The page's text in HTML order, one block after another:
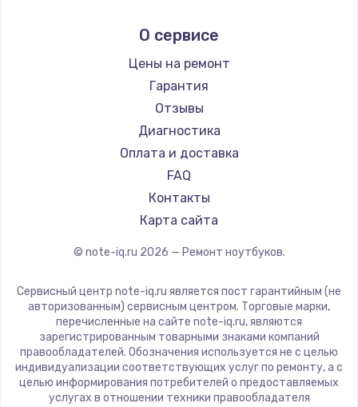
Ремонт ноутбуков Predator
Ремонт ноутбуков iru
Ремонт ноутбуков Machenike
Ремонт ноутбуков DEXP
Ремонт ноутбуков Teclast
Ремонт ноутбуков CHUWI
Ремонт ноутбуков Colorful
Aquarius
Gigabyte
Aorus
Maibenben
Getac
Epson
Philips
LG
Panasonic
ZTE
Hiper
Evga
Google
Echips
О сервисе
Цены на ремонт
Гарантия
Отзывы
Диагностика
Оплата и доставка
FAQ
Контакты
Карта сайта
© note-iq.ru 2026 — Ремонт ноутбуков.
Сервисный центр note-iq.ru является пост гарантийным (не
авторизованным) сервисным центром. Торговые марки,
перечисленные на сайте note-iq.ru, являются
зарегистрированным товарными знаками компаний
правообладателей. Обозначения используется не с целью
индивидуализации соответствующих услуг по ремонту, а с
целью информирования потребителей о предоставляемых
услугах в отношении техники правообладателя